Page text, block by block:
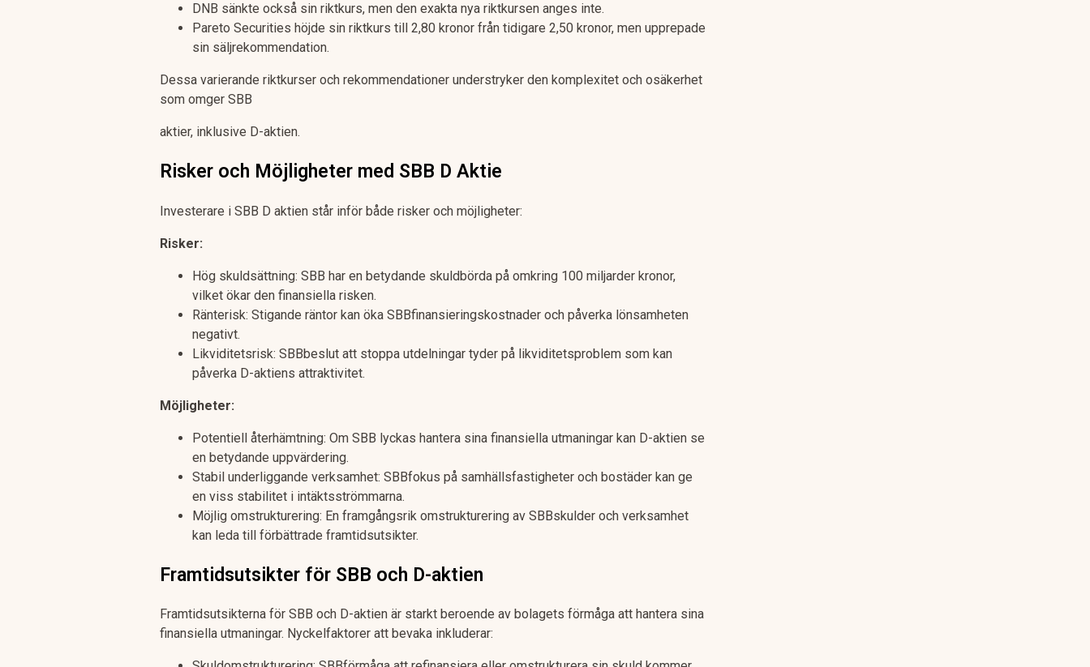
DNB sänkte också sin riktkurs, men den exakta nya riktkursen anges inte.
Pareto Securities höjde sin riktkurs till 2,80 kronor från tidigare 2,50 kronor, men upprepade
sin säljrekommendation.
Dessa varierande riktkurser och rekommendationer understryker den komplexitet och osäkerhet
som omger SBB
aktier, inklusive D-aktien.
Risker och Möjligheter med SBB D Aktie
Investerare i SBB D aktien står inför både risker och möjligheter:
Risker:
Hög skuldsättning: SBB har en betydande skuldbörda på omkring 100 miljarder kronor,
vilket ökar den finansiella risken.
Ränterisk: Stigande räntor kan öka SBBfinansieringskostnader och påverka lönsamheten
negativt.
Likviditetsrisk: SBBbeslut att stoppa utdelningar tyder på likviditetsproblem som kan
påverka D-aktiens attraktivitet.
Möjligheter:
Potentiell återhämtning: Om SBB lyckas hantera sina finansiella utmaningar kan D-aktien se
en betydande uppvärdering.
Stabil underliggande verksamhet: SBBfokus på samhällsfastigheter och bostäder kan ge
en viss stabilitet i intäktsströmmarna.
Möjlig omstrukturering: En framgångsrik omstrukturering av SBBskulder och verksamhet
kan leda till förbättrade framtidsutsikter.
Framtidsutsikter för SBB och D-aktien
Framtidsutsikterna för SBB och D-aktien är starkt beroende av bolagets förmåga att hantera sina
finansiella utmaningar. Nyckelfaktorer att bevaka inkluderar: